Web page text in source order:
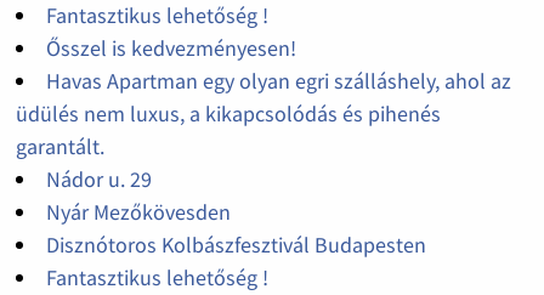
Fantasztikus lehetőség !
Ősszel is kedvezményesen!
Havas Apartman egy olyan egri szálláshely, ahol az
üdülés nem luxus, a kikapcsolódás és pihenés
garantált.
Nádor u. 29
Nyár Mezőkövesden
Disznótoros Kolbászfesztivál Budapesten
Fantasztikus lehetőség !